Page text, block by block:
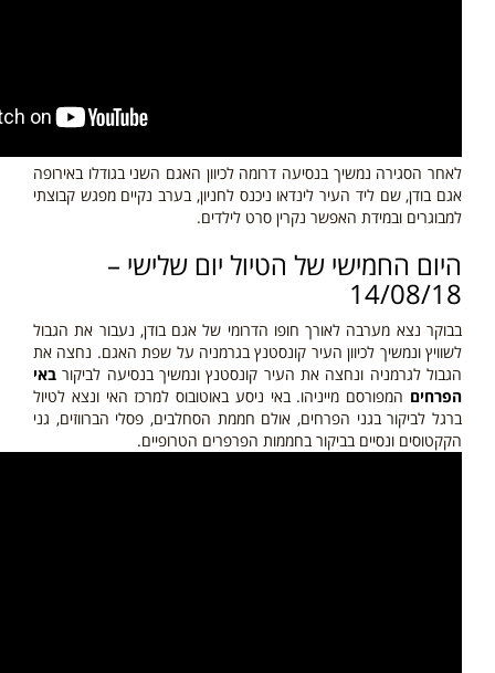
לאחר הסגירה נמשיך בנסיעה דרומה לכיוון האגם השני בגודלו באירופה
אגם בודן, שם ליד העיר לינדאו ניכנס לחניון, בערב נקיים מפגש קבוצתי
למבוגרים ובמידת האפשר נקרין סרט לילדים.
היום החמישי של הטיול יום שלישי –
14/08/18
בבוקר נצא מערבה לאורך חופו הדרומי של אגם בודן, נעבור את הגבול
לשוויץ ונמשיך לכיוון העיר קונסטנץ בגרמניה על שפת האגם. נחצה את
הגבול לגרמניה ונחצה את העיר קונסטנץ ונמשיך בנסיעה לביקור באי
הפרחים המפורסם מייניהו. באי ניסע באוטובוס למרכז האי ונצא לטיול
ברגל לביקור בגני הפרחים, אולם חממת הסחלבים, פסלי הברווזים, גני
הקקטוסים ונסיים בביקור בחממות הפרפרים הטרופיים.